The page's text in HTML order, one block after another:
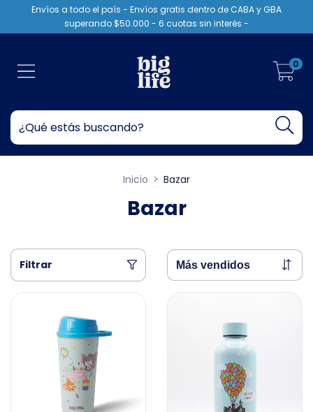
Envíos a todo el país - Envíos gratis dentro de CABA y GBA
superando $50.000 - 6 cuotas sin interés -
0
Inicio > Bazar
Bazar
Filtrar